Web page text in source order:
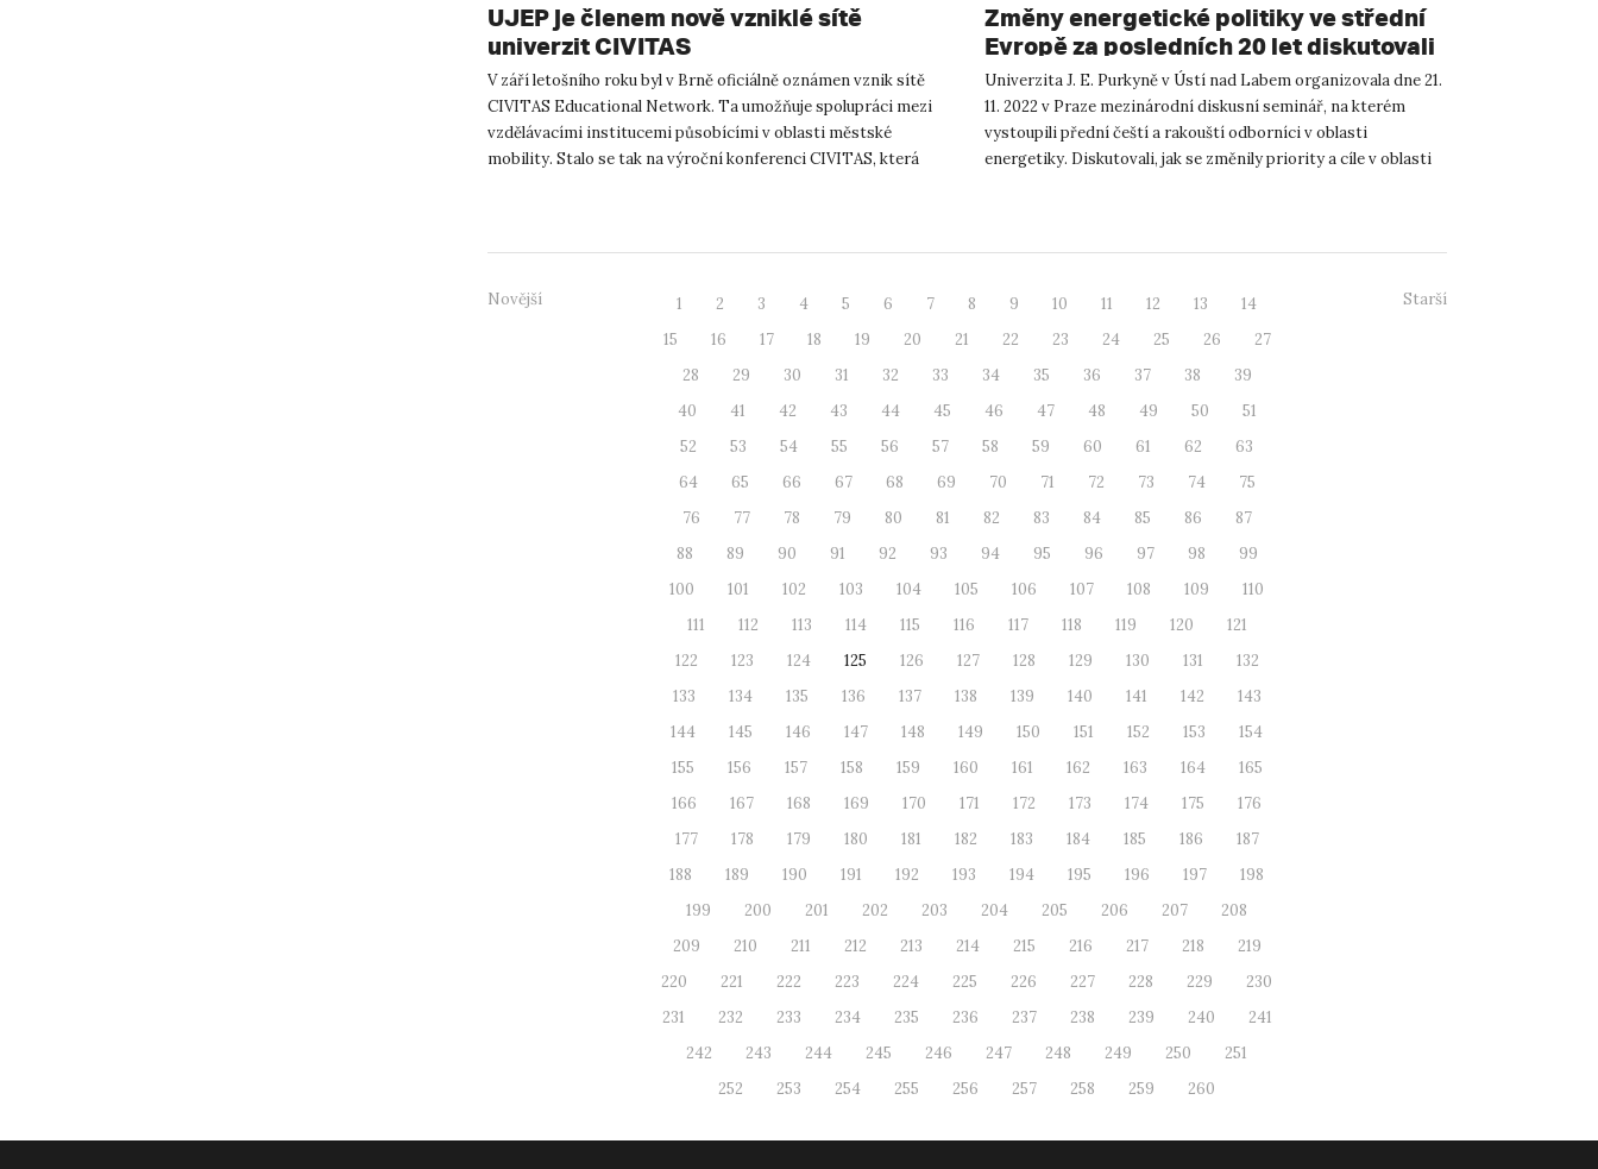
UJEP je členem nově vzniklé sítě
univerzit CIVITAS
V září letošního roku byl v Brně oficiálně oznámen vznik sítě
CIVITAS Educational Network. Ta umožňuje spolupráci mezi
vzdělávacími institucemi působícími v oblasti městské
mobility. Stalo se tak na výroční konferenci CIVITAS, která
Změny energetické politiky ve střední
Evropě za posledních 20 let diskutovali
experti z Česka a Rakouska
Univerzita J. E. Purkyně v Ústí nad Labem organizovala dne 21.
11. 2022 v Praze mezinárodní diskusní seminář, na kterém
vystoupili přední čeští a rakouští odborníci v oblasti
energetiky. Diskutovali, jak se změnily priority a cíle v oblasti
Novější 1 2 3 4 5 6 7 8 9 10 11 12 13
14
15
16 17 18 19 20 21 22 23 24 25 26
27
28
29 30 31 32 33 34 35 36 37 38
39
40
41 42 43 44 45 46 47 48 49 50
51
52
53 54 55 56 57 58 59 60 61 62
63
64
65 66 67 68 69 70 71 72 73 74
75
76
77 78 79 80 81 82 83 84 85 86
87
88
89 90 91 92 93 94 95 96 97 98
99
100
101 102 103 104 105 106 107 108 109
110
111
112 113 114 115 116 117 118 119 120
121
122
123 124 125 126 127 128 129 130 131
132
133
134 135 136 137 138 139 140 141 142
143
144
145 146 147 148 149 150 151 152 153
154
155
156 157 158 159 160 161 162 163 164
165
166
167 168 169 170 171 172 173 174 175
176
177
178 179 180 181 182 183 184 185 186
187
188
189 190 191 192 193 194 195 196 197
198
199
200 201 202 203 204 205 206 207
208
209
210 211 212 213 214 215 216 217 218
219
220
221 222 223 224 225 226 227 228 229
230
231
232 233 234 235 236 237 238 239 240
241
242
243 244 245 246 247 248 249 250
251
252
253 254 255 256 257 258 259 260
Starší